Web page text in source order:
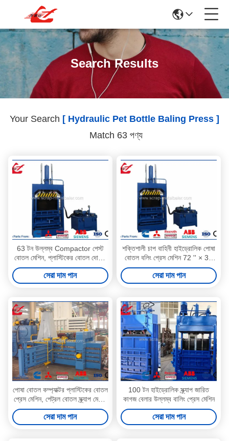
Search Results
Your Search [ Hydraulic Pet Bottle Baling Press ]
Match 63 পণ্য
63 টন উল্লম্ব Compactor পেস্ট
বোতল মেশিন, প্লাস্টিকের বোতল দোলনা
প্রেস Y82-63
সেরা দাম পান
শক্তিশালী চাপ বাহিনী হাইড্রোলিক পোষা
বোতল বলিং প্রেস মেশিন 72 '' × 36
'সাইজ
সেরা দাম পান
পোষা বোতল কম্প্যাক্টর প্লাস্টিকের বোতল
প্রেস মেশিন, পেট্রল বোতল স্ক্র্যাপ মেশিন
ডিজেল ইঞ্জিন ড্রাইভ
সেরা দাম পান
100 টন হাইড্রোলিক স্ক্র্যাপ জারিত
কাগজ বেলার উল্লম্ব বালিং প্রেস মেশিন
সেরা দাম পান